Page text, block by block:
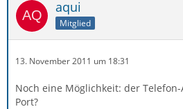
aqui
Mitglied
13. November 2011 um 18:31
Noch eine Möglichkeit: der
Port?